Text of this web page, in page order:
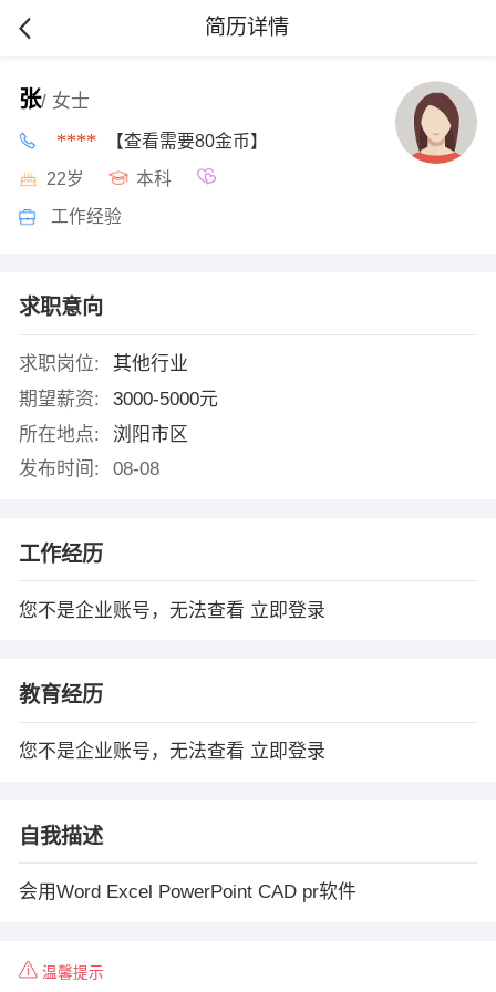
简历详情
张/ 女士
**** 【查看需要80金币】
22岁 本科
工作经验
求职意向
求职岗位:
其他行业
期望薪资:
3000-5000元
所在地点:
浏阳市区
发布时间:
08-08
工作经历
您不是企业账号，无法查看 立即登录
教育经历
您不是企业账号，无法查看 立即登录
自我描述
会用Word Excel PowerPoint CAD pr软件
温馨提示